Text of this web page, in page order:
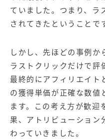
ていました。つまり、ラ
されてきたということで
しかし、先ほどの事例か
ラストクリックだけで評
最終的にアフィリエイト
の獲得単価が正確な数値
ます。この考え方が歓迎
果、アトリビューション
わっていきました。